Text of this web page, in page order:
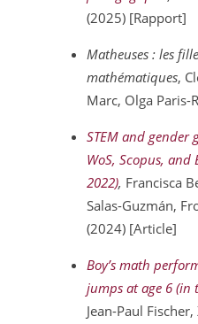
(2025) [Rapport]
Matheuses : les
mathématiques,
Marc, Olga Paris-
STEM and gender
WoS, Scopus, and
2022), Francisca
Salas-Guzmán,
(2024) [Article]
Boy’s math
jumps at age 6 (in
Jean-Paul